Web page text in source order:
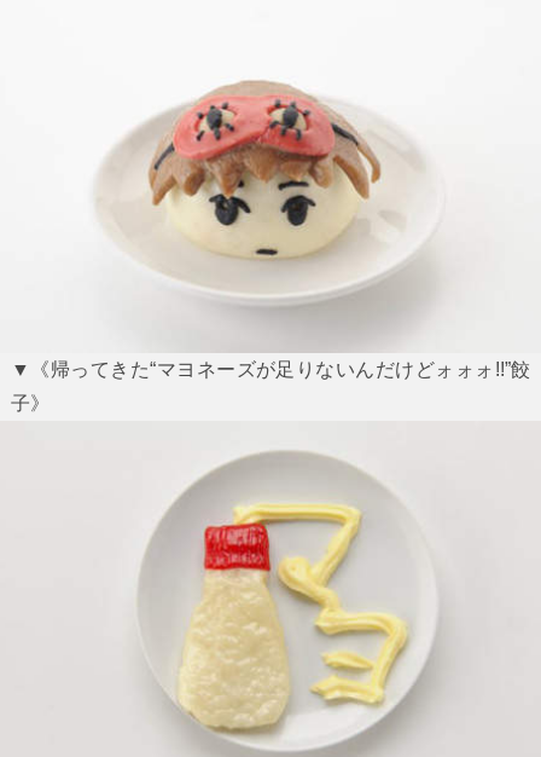
▼《帰ってきた“マヨネーズが足りないんだけどォォォ!!”餃
子》